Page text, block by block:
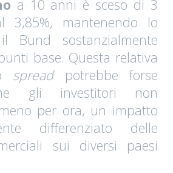
a 10 anni è sceso di 3
3,85%, mantenendo lo
Bund sostanzialmente
base. Questa relativa
spreadpotrebbe forse
gli investitori non
per ora, un impatto
differenziato delle
sui diversi paesi